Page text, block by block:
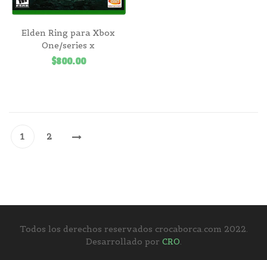
Elden Ring para Xbox
One/series x
$800.00
1 2
Todos los derechos reservados crocaborca.com 2022.
Desarrollado por CRO.